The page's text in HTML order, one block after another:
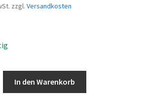
zzgl. Versandkosten
In den Warenkorb